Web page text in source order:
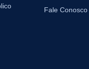
Fale Conosco